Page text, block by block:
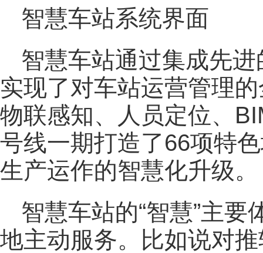
智慧车站系统界面
智慧车站通过集成先
实现了对车站运营管理
物联感知、人员定位、
号线一期打造了66项特
生产运作的智慧化升级。
智慧车站的“智慧”主
地主动服务。比如说对